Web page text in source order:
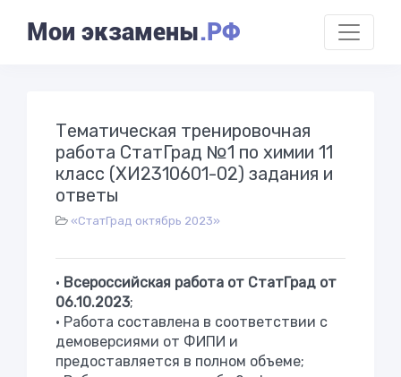
Мои экзамены.РФ
Тематическая тренировочная
работа СтатГрад №1 по химии 11
класс (ХИ2310601-02) задания и
ответы
«СтатГрад октябрь 2023»
• Всероссийская работа от СтатГрад от
06.10.2023;
• Работа составлена в соответствии с
демоверсиями от ФИПИ и
предоставляется в полном объеме;